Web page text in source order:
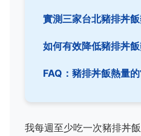
實測三家台北豬排丼
如何有效降低豬排丼
FAQ：豬排丼飯熱量
我每週至少吃一次豬排丼